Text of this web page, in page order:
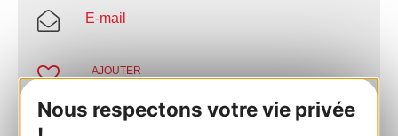
Nous respectons votre vie privée
E-mail
AJOUTER
AU CARNET